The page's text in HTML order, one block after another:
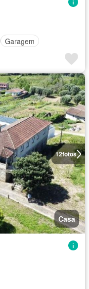
Garagem
12fotos
Casa